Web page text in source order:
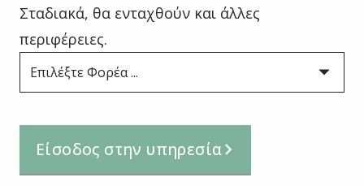
Σταδιακά, θα ενταχθούν και άλλες
περιφέρειες.
Επιλέξτε Φορέα ...
Είσοδος στην υπηρεσία